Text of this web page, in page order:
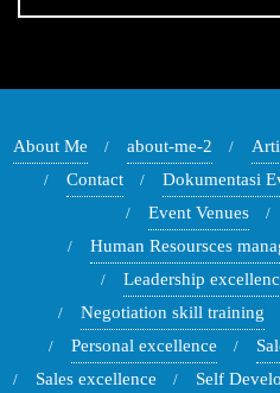
About Me about-me-2
Contact
Dokumentasi
Event Venues
Human Resoursces
Leadership
Negotiation skill training
Personal excellence
Sales excellence
Self